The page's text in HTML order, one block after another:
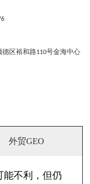
区裕和路110号金海中心
外贸GEO
能不利，但仍